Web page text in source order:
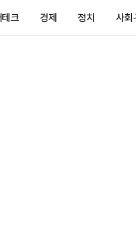
크 경제 정치 사회